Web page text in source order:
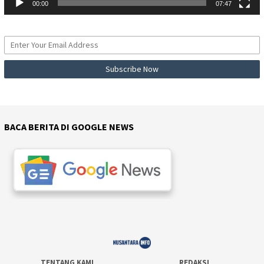
00:00 07:47
BACA BERITA DI GOOGLE NEWS